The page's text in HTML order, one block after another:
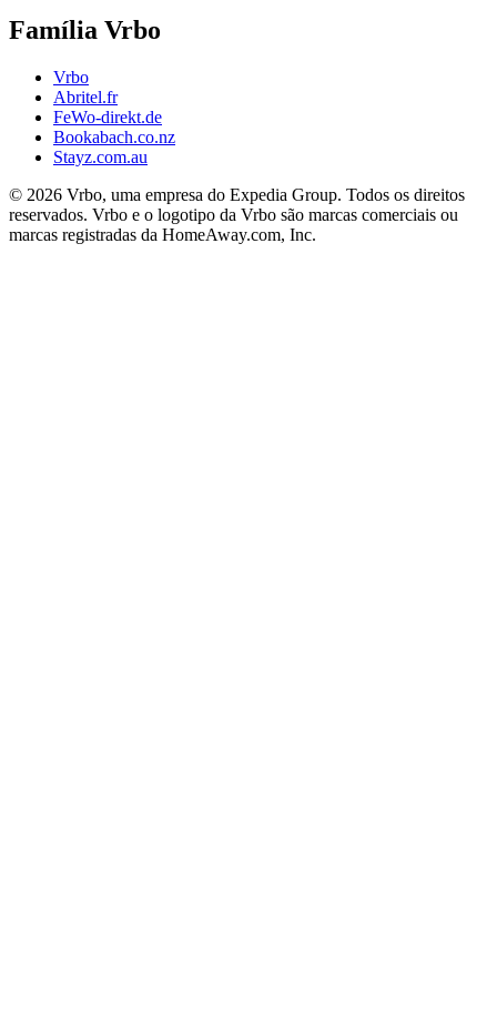
Família Vrbo
Vrbo
Abritel.fr
FeWo-direkt.de
Bookabach.co.nz
Stayz.com.au
© 2026 Vrbo, uma empresa do Expedia Group. Todos os direitos
reservados. Vrbo e o logotipo da Vrbo são marcas comerciais ou
marcas registradas da HomeAway.com, Inc.